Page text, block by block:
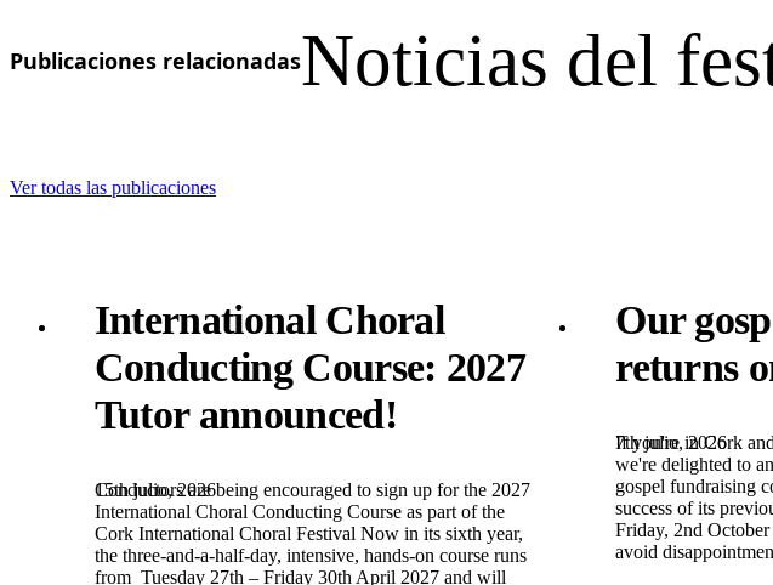
Publicaciones relacionadasNoticias del
Ver todas las publicaciones
International Choral
Conducting Course: 2027
Tutor announced!
15th julio, 2026
Conductors are being encouraged to sign up for the 2027
International Choral Conducting Course as part of the
Cork International Choral Festival Now in its sixth year,
the three-and-a-half-day, intensive, hands-on course runs
from Tuesday 27th – Friday 30th April 2027 and will
Our
returns
7th julio, 2026
If you're in Cork
we're delighted to
gospel fundraising
success of its
Friday, 2nd
avoid